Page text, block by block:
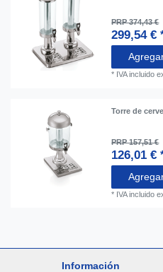
PRP 374,43 €
299,54 €
* IVA incluido
Torre de
PRP 157,51 €
126,01 €
* IVA incluido
Información